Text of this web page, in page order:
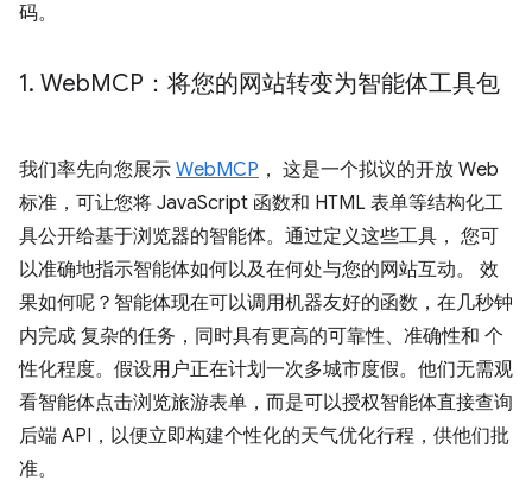
码。
1. WebMCP：将您的网站转变为智能体工具包
我们率先向您展示 WebMCP ， 这是一个拟议的开放 Web
标准，可让您将 JavaScript 函数和 HTML 表单等结构化工
具公开给基于浏览器的智能体。通过定义这些工具， 您可
以准确地指示智能体如何以及在何处与您的网站互动。 效
果如何呢？智能体现在可以调用机器友好的函数，在几秒钟
内完成 复杂的任务，同时具有更高的可靠性、准确性和 个
性化程度。假设用户正在计划一次多城市度假。他们无需观
看智能体点击浏览旅游表单，而是可以授权智能体直接查询
后端 API，以便立即构建个性化的天气优化行程，供他们批
准。